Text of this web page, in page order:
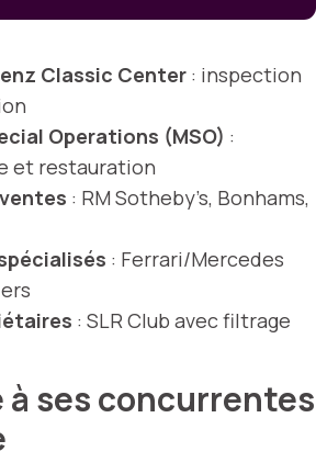
Classic Center : inspection
Operations (MSO) :
et restauration
: RM Sotheby’s, Bonhams,
: Ferrari/Mercedes
: SLR Club avec filtrage
à ses concurrentes